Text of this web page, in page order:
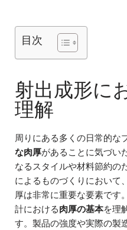
目次
射出成形に
理解
周りにある多くの日常的な
な肉厚があることに気づい
なるスタイルや材料節約の
によるものづくりにおいて
厚は非常に重要な要素です
計における肉厚の基本を理
す。製品の強度や実際の製